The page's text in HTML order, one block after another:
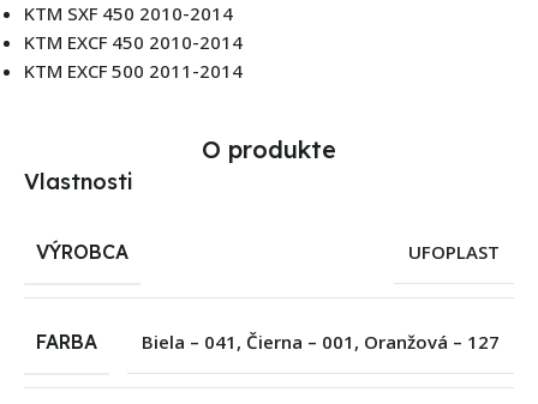
KTM SXF 450 2010-2014
KTM EXCF 450 2010-2014
KTM EXCF 500 2011-2014
O produkte
Vlastnosti
VÝROBCA UFOPLAST
FARBA Biela – 041 , Čierna – 001 , Oranžová – 127